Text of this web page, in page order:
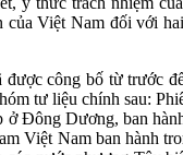
của Việt Nam đối với
công bố từ trước
tư liệu chính sau:
ở Đông Dương, ban
Việt Nam ban hành